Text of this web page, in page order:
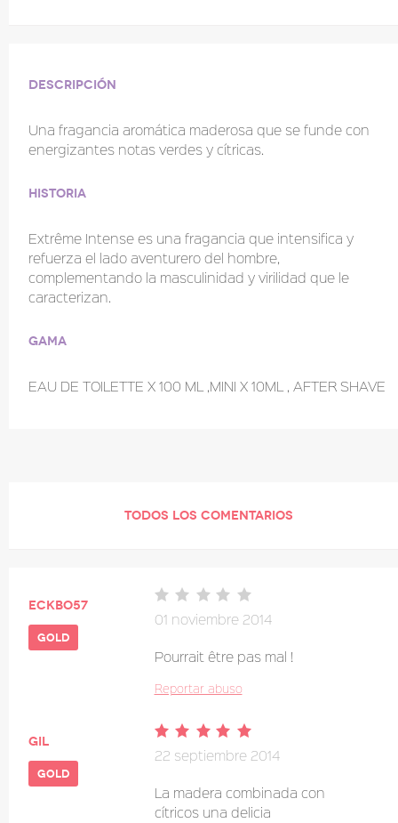
Descripción
Una fragancia aromática maderosa que se funde con
energizantes notas verdes y cítricas.
Historia
Extrême Intense es una fragancia que intensifica y
refuerza el lado aventurero del hombre,
complementando la masculinidad y virilidad que le
caracterizan.
Gama
EAU DE TOILETTE X 100 ML ,MINI X 10ML , AFTER SHAVE
TODOS LOS COMENTARIOS
eckbo57
gold
01 noviembre 2014
Pourrait être pas mal !
Reportar abuso
gil
gold
22 septiembre 2014
La madera combinada con
cítricos una delicia